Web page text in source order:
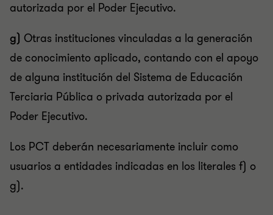
autorizada por el Poder Ejecutivo.
g) Otras instituciones vinculadas a la generación
de conocimiento aplicado, contando con el apoyo
de alguna institución del Sistema de Educación
Terciaria Pública o privada autorizada por el
Poder Ejecutivo.
Los PCT deberán necesariamente incluir como
usuarios a entidades indicadas en los literales f) o
g).